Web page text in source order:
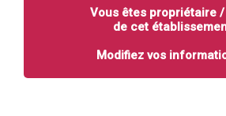
Vous êtes propriétaire
de cet
Modifiez vos